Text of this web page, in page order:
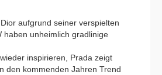
aufgrund seiner verspielten
haben unheimlich gradlinige
inspirieren, Prada zeigt
den kommenden Jahren Trend